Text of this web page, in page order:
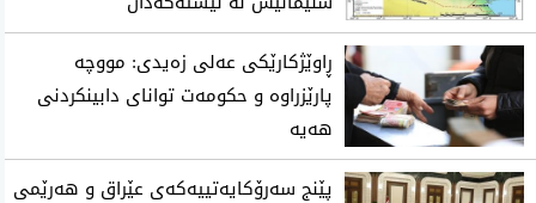
ڕاوێژکارێکی عەلی زەیدی: مووچە
پارێزراوە و حکومەت توانای دابینکردنی
هەیە
پێنج سەرۆکایەتییەکەی عێراق و هەرێمی